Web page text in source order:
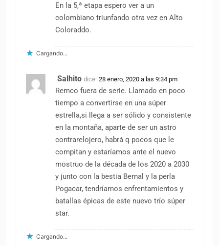
En la 5,ª etapa espero ver a un
colombiano triunfando otra vez en Alto
Coloraddo.
Cargando...
Salhito dice: 28 enero, 2020 a las 9:34 pm
Remco fuera de serie. Llamado en poco
tiempo a convertirse en una súper
estrella,si llega a ser sólido y consistente
en la montaña, aparte de ser un astro
contrarelojero, habrá q pocos que le
compitan y estaríamos ante el nuevo
mostruo de la década de los 2020 a 2030
y junto con la bestia Bernal y la perla
Pogacar, tendríamos enfrentamientos y
batallas épicas de este nuevo trío súper
star.
Cargando...